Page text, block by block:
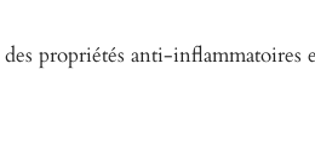
propriétés anti-inflammatoires